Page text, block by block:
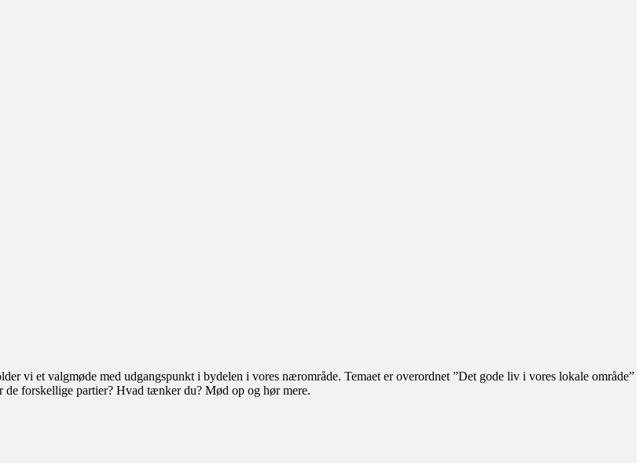
vi et valgmøde med udgangspunkt i bydelen i vores nærområde. Temaet er overordnet ”Det gode liv i vores lokale område”
forskellige partier? Hvad tænker du? Mød op og hør mere.